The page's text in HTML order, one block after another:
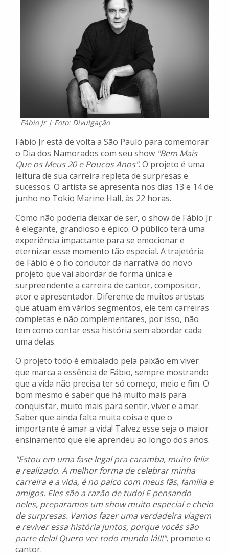
Fábio Jr | Foto: Divulgação
Fábio Jr está de volta a São Paulo para comemorar
o Dia dos Namorados com seu show "Bem Mais
Que os Meus 20 e Poucos Anos". O projeto é uma
leitura de sua carreira repleta de surpresas e
sucessos. O artista se apresenta nos dias 13 e 14 de
junho no Tokio Marine Hall, às 22 horas.
Como não poderia deixar de ser, o show de Fábio Jr
é elegante, grandioso e épico. O público terá uma
experiência impactante para se emocionar e
eternizar esse momento tão especial. A trajetória
de Fábio é o fio condutor da narrativa do novo
projeto que vai abordar de forma única e
surpreendente a carreira de cantor, compositor,
ator e apresentador. Diferente de muitos artistas
que atuam em vários segmentos, ele tem carreiras
completas e não complementares, por isso, não
tem como contar essa história sem abordar cada
uma delas.
O projeto todo é embalado pela paixão em viver
que marca a essência de Fábio, sempre mostrando
que a vida não precisa ter só começo, meio e fim. O
bom mesmo é saber que há muito mais para
conquistar, muito mais para sentir, viver e amar.
Saber que ainda falta muita coisa e que o
importante é amar a vida! Talvez esse seja o maior
ensinamento que ele aprendeu ao longo dos anos.
"Estou em uma fase legal pra caramba, muito feliz
e realizado. A melhor forma de celebrar minha
carreira e a vida, é no palco com meus fãs, família e
amigos. Eles são a razão de tudo! E pensando
neles, preparamos um show muito especial e cheio
de surpresas. Vamos fazer uma verdadeira viagem
e reviver essa história juntos, porque vocês são
parte dela! Quero ver todo mundo lá!!!", promete o
cantor.